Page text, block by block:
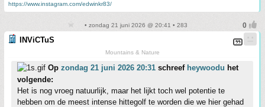
https://www.instagram.com/edwinkr83/
• zondag 21 juni 2026 @ 20:41 • 283
INViCTuS
Mountains & Nature
Op zondag 21 juni 2026 20:31 schreef heywoodu het
volgende:
Het is nog vroeg natuurlijk, maar het lijkt toch wel potentie te
hebben om de meest intense hittegolf te worden die we hier gehad